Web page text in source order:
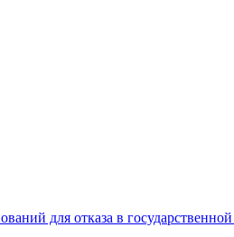
для отказа в